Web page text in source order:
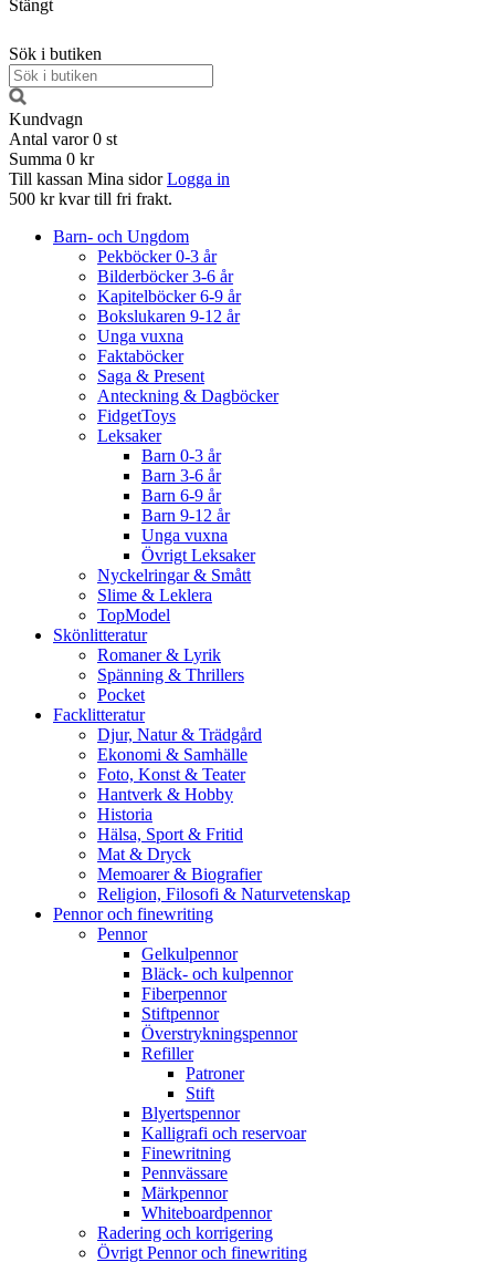
Stängt
Sök i butiken
Kundvagn
Antal varor 0 st
Summa 0 kr
Till kassan Mina sidor Logga in
500 kr kvar till fri frakt.
Barn- och Ungdom
Pekböcker 0-3 år
Bilderböcker 3-6 år
Kapitelböcker 6-9 år
Bokslukaren 9-12 år
Unga vuxna
Faktaböcker
Saga & Present
Anteckning & Dagböcker
FidgetToys
Leksaker
Barn 0-3 år
Barn 3-6 år
Barn 6-9 år
Barn 9-12 år
Unga vuxna
Övrigt Leksaker
Nyckelringar & Smått
Slime & Leklera
TopModel
Skönlitteratur
Romaner & Lyrik
Spänning & Thrillers
Pocket
Facklitteratur
Djur, Natur & Trädgård
Ekonomi & Samhälle
Foto, Konst & Teater
Hantverk & Hobby
Historia
Hälsa, Sport & Fritid
Mat & Dryck
Memoarer & Biografier
Religion, Filosofi & Naturvetenskap
Pennor och finewriting
Pennor
Gelkulpennor
Bläck- och kulpennor
Fiberpennor
Stiftpennor
Överstrykningspennor
Refiller
Patroner
Stift
Blyertspennor
Kalligrafi och reservoar
Finewritning
Pennvässare
Märkpennor
Whiteboardpennor
Radering och korrigering
Övrigt Pennor och finewriting